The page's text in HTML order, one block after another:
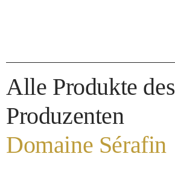
Alle Produkte des
Produzenten
Domaine Sérafin